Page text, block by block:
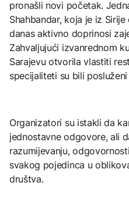
pronašli novi početak.
Shahbandar, koja je iz
danas aktivno doprinosi
Zahvaljujući izvanrednom
Sarajevu otvorila vlastiti
specijaliteti su bili
Organizatori su istakli da
jednostavne odgovore, ali
razumijevanju,
svakog pojedinca u
društva.